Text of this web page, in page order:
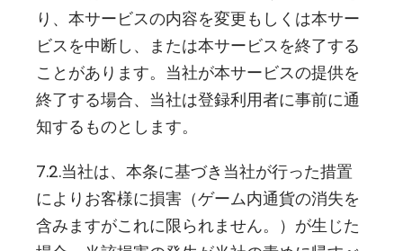
り、本サービスの内容を変更もしくは本サー
ビスを中断し、または本サービスを終了する
ことがあります。当社が本サービスの提供を
終了する場合、当社は登録利用者に事前に通
知するものとします。
7.2.当社は、本条に基づき当社が行った措置
によりお客様に損害（ゲーム内通貨の消失を
含みますがこれに限られません。）が生じた